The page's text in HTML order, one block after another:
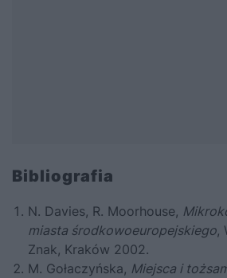
Bibliografia
N. Davies, R. Moorhouse,
miasta środkowoeuropejskiego,
Znak, Kraków 2002.
M. Gołaczyńska, Miejsca i